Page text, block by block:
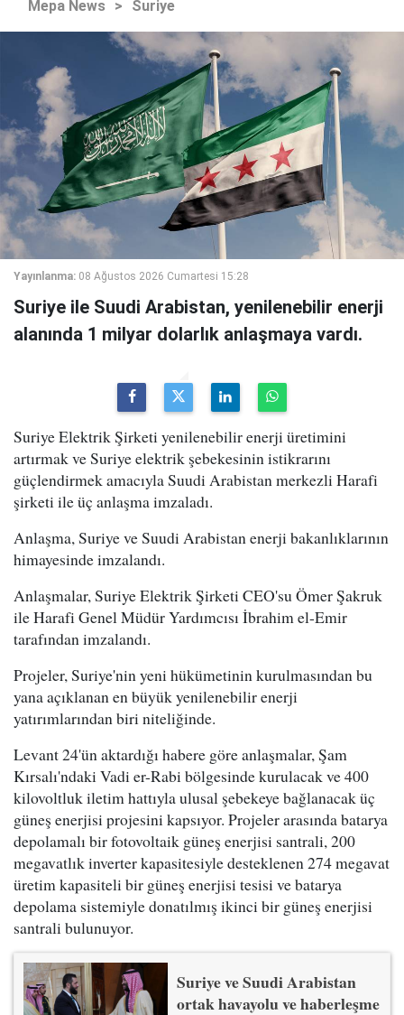
Mepa News > Suriye
Yayınlanma: 08 Ağustos 2026 Cumartesi 15:28
Suriye ile Suudi Arabistan, yenilenebilir enerji
alanında 1 milyar dolarlık anlaşmaya vardı.
Suriye Elektrik Şirketi yenilenebilir enerji üretimini
artırmak ve Suriye elektrik şebekesinin istikrarını
güçlendirmek amacıyla Suudi Arabistan merkezli Harafi
şirketi ile üç anlaşma imzaladı.
Anlaşma, Suriye ve Suudi Arabistan enerji bakanlıklarının
himayesinde imzalandı.
Anlaşmalar, Suriye Elektrik Şirketi CEO'su Ömer Şakruk
ile Harafi Genel Müdür Yardımcısı İbrahim el-Emir
tarafından imzalandı.
Projeler, Suriye'nin yeni hükümetinin kurulmasından bu
yana açıklanan en büyük yenilenebilir enerji
yatırımlarından biri niteliğinde.
Levant 24'ün aktardığı habere göre anlaşmalar, Şam
Kırsalı'ndaki Vadi er-Rabi bölgesinde kurulacak ve 400
kilovoltluk iletim hattıyla ulusal şebekeye bağlanacak üç
güneş enerjisi projesini kapsıyor. Projeler arasında batarya
depolamalı bir fotovoltaik güneş enerjisi santrali, 200
megavatlık inverter kapasitesiyle desteklenen 274 megavat
üretim kapasiteli bir güneş enerjisi tesisi ve batarya
depolama sistemiyle donatılmış ikinci bir güneş enerjisi
santrali bulunuyor.
Suriye ve Suudi Arabistan
ortak havayolu ve haberleşme